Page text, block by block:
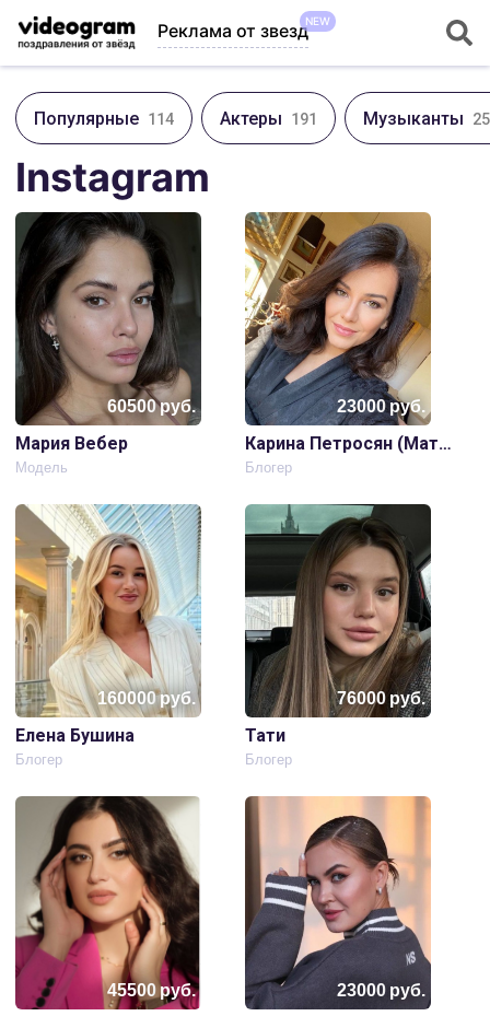
Реклама от звездNEW
Популярные 114 Актеры 191 Музыканты
Instagram
60500руб.
Мария Вебер
Модель
23000руб.
Карина Петросян (Матильда)
Блогер
160000руб.
Елена Бушина
Блогер
76000руб.
Тати
Блогер
45500руб. 23000руб.